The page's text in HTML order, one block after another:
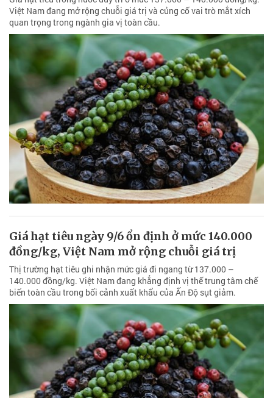
Việt Nam đang mở rộng chuỗi giá trị và củng cố vai trò mắt xích
quan trọng trong ngành gia vị toàn cầu.
Giá hạt tiêu ngày 9/6 ổn định ở mức 140.000
đồng/kg, Việt Nam mở rộng chuỗi giá trị
Thị trường hạt tiêu ghi nhận mức giá đi ngang từ 137.000 –
140.000 đồng/kg. Việt Nam đang khẳng định vị thế trung tâm chế
biến toàn cầu trong bối cảnh xuất khẩu của Ấn Độ sụt giảm.